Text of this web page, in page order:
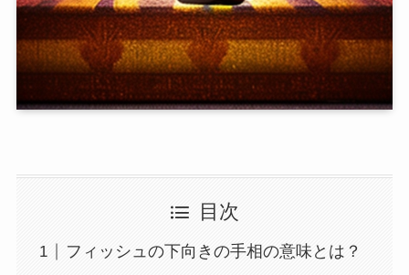
目次
フィッシュの下向きの手相の意味とは？